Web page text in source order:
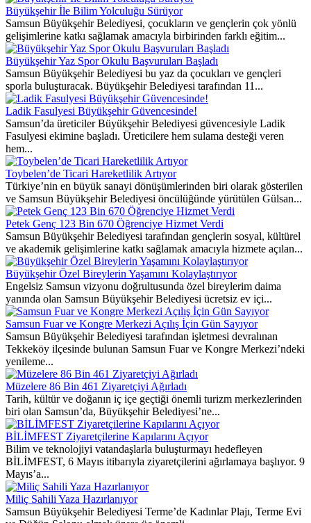
Büyükşehir İle Bilim Yolculuğu Sürüyor
Samsun Büyükşehir Belediyesi, çocukların ve gençlerin çok yönlü
gelişimlerine katkı sağlamak amacıyla birbirinden farklı eğitim...
Büyükşehir Yaz Spor Okulu Başvuruları Başladı
Samsun Büyükşehir Belediyesi bu yaz da çocukları ve gençleri
sporla buluşturacak. Büyükşehir Belediyesi tarafından 11...
Ladik Fasulyesi Büyükşehir Güvencesinde!
Samsun’da üreticiler Büyükşehir Belediyesi güvencesiyle Ladik
Fasulyesi ekimine başladı. Üreticilere hem sulama desteği veren
hem...
Toybelen’de Ticari Hareketlilik Artıyor
Türkiye’nin en büyük sanayi dönüşümlerinden biri olarak gösterilen
ve Samsun Büyükşehir Belediyesi öncülüğünde yürütülen Gülsan...
Petek Genç 123 Bin 670 Öğrenciye Hizmet Verdi
Samsun Büyükşehir Belediyesi tarafından gençlerin sosyal, kültürel
ve akademik gelişimlerine katkı sağlamak amacıyla hizmete açılan...
Büyükşehir Özel Bireylerin Yaşamını Kolaylaştırıyor
Engelsiz Samsun vizyonu doğrultusunda özel bireylerim daima
yanında olan Samsun Büyükşehir Belediyesi ücretsiz ev içi...
Samsun Fuar ve Kongre Merkezi Açılış İçin Gün Sayıyor
Samsun Büyükşehir Belediyesi tarafından işletmesi devralınan
Tekkeköy ilçesinde bulunan Samsun Fuar ve Kongre Merkezi’ndeki
yenileme...
Müzelere 86 Bin 461 Ziyaretçiyi Ağırladı
Tarih, kültür ve doğanın iç içe geçtiği önemli turizm merkezlerinden
biri olan Samsun’da, Büyükşehir Belediyesi’ne...
BİLİMFEST Ziyaretçilerine Kapılarını Açıyor
Bilim ve teknolojiyi vatandaşlarla buluşturmayı hedefleyen
BİLİMFEST, 6 Mayıs itibarıyla ziyaretçilerini ağırlamaya başlıyor. 9
Mayıs’a...
Miliç Sahili Yaza Hazırlanıyor
Samsun Büyükşehir Belediyesi Terme’de Kadınlar Plajı, Terme Evi